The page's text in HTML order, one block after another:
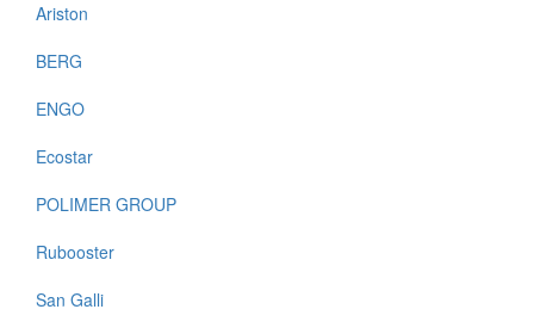
Ariston
BERG
ENGO
Ecostar
POLIMER GROUP
Rubooster
San Galli